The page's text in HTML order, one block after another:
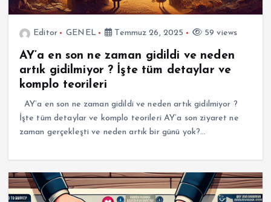
Editor GENEL Temmuz 26, 2025 59 views
AY’a en son ne zaman gidildi ve neden
artık gidilmiyor ? İşte tüm detaylar ve
komplo teorileri
AY’a en son ne zaman gidildi ve neden artık gidilmiyor ?
İşte tüm detaylar ve komplo teorileri AY’a son ziyaret ne
zaman gerçekleşti ve neden artık bir günü yok?…